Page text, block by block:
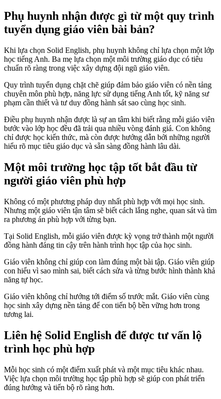
Phụ huynh nhận được gì từ một quy trình
tuyển dụng giáo viên bài bản?
Khi lựa chọn Solid English, phụ huynh không chỉ lựa chọn một lớp
học tiếng Anh. Ba mẹ lựa chọn một môi trường giáo dục có tiêu
chuẩn rõ ràng trong việc xây dựng đội ngũ giáo viên.
Quy trình tuyển dụng chặt chẽ giúp đảm bảo giáo viên có nền tảng
chuyên môn phù hợp, năng lực sử dụng tiếng Anh tốt, kỹ năng sư
phạm cần thiết và tư duy đồng hành sát sao cùng học sinh.
Điều phụ huynh nhận được là sự an tâm khi biết rằng mỗi giáo viên
bước vào lớp học đều đã trải qua nhiều vòng đánh giá. Con không
chỉ được học kiến thức, mà còn được hướng dẫn bởi những người
hiểu rõ mục tiêu giáo dục và sẵn sàng đồng hành lâu dài.
Một môi trường học tập tốt bắt đầu từ
người giáo viên phù hợp
Không có một phương pháp duy nhất phù hợp với mọi học sinh.
Nhưng một giáo viên tận tâm sẽ biết cách lắng nghe, quan sát và tìm
ra phương án phù hợp với từng bạn.
Tại Solid English, mỗi giáo viên được kỳ vọng trở thành một người
đồng hành đáng tin cậy trên hành trình học tập của học sinh.
Giáo viên không chỉ giúp con làm đúng một bài tập. Giáo viên giúp
con hiểu vì sao mình sai, biết cách sửa và từng bước hình thành khả
năng tự học.
Giáo viên không chỉ hướng tới điểm số trước mắt. Giáo viên cùng
học sinh xây dựng nền tảng để con tiến bộ bền vững hơn trong
tương lai.
Liên hệ Solid English để được tư vấn lộ
trình học phù hợp
Mỗi học sinh có một điểm xuất phát và một mục tiêu khác nhau.
Việc lựa chọn môi trường học tập phù hợp sẽ giúp con phát triển
đúng hướng và tiến bộ rõ ràng hơn.